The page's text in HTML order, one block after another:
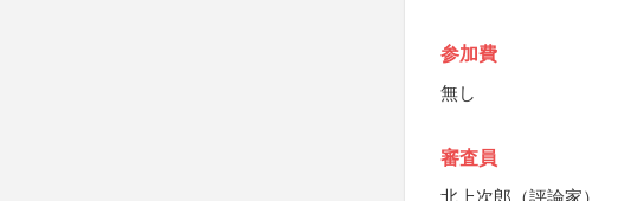
参加費
無し
審査員
北上次郎（評論家）